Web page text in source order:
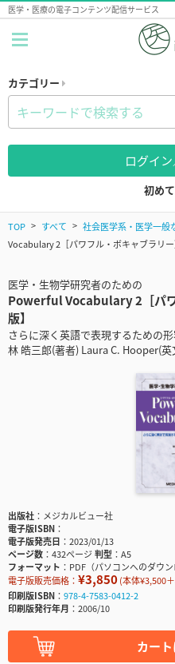
医学・医療の電子コンテンツ配信サービス
カテゴリー
ログイ
初め
TOP すべて 社会医学系・医学一般
Vocabulary 2［パワフル・ボキャブラリー
医学・生物学研究者のための
Powerful Vocabulary 2［パ
版】
さらに深く英語で表現するための
林 皓三郎(著者) Laura C. Hooper(英
出版社
メジカルビュー社
電子版ISBN
電子版発売日
2023/01/13
ページ数
432ページ判型
A5
フォーマット
PDF（パソコンへのダウン
電子版販売価格： ¥3,850(本体¥3,500
印刷版ISBN
978-4-7583-0412-2
印刷版発行年月
2006/10
カー